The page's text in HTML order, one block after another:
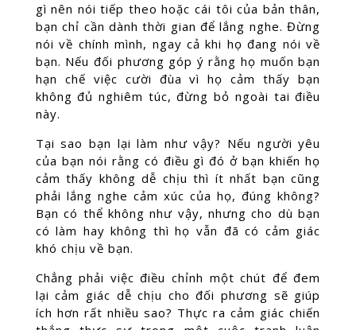
gì nên nói tiếp theo hoặc cái tôi của bản thân,
bạn chỉ cần dành thời gian để lắng nghe. Đừng
nói về chính mình, ngay cả khi họ đang nói về
bạn. Nếu đối phương góp ý rằng họ muốn bạn
hạn chế việc cười đùa vì họ cảm thấy bạn
không đủ nghiêm túc, đừng bỏ ngoài tai điều
này.
Tại sao bạn lại làm như vậy? Nếu người yêu
của bạn nói rằng có điều gì đó ở bạn khiến họ
cảm thấy không dễ chịu thì ít nhất bạn cũng
phải lắng nghe cảm xúc của họ, đúng không?
Bạn có thể không như vậy, nhưng cho dù bạn
có làm hay không thì họ vẫn đã có cảm giác
khó chịu về bạn.
Chẳng phải việc điều chỉnh một chút để đem
lại cảm giác dễ chịu cho đối phương sẽ giúp
ích hơn rất nhiều sao? Thực ra cảm giác chiến